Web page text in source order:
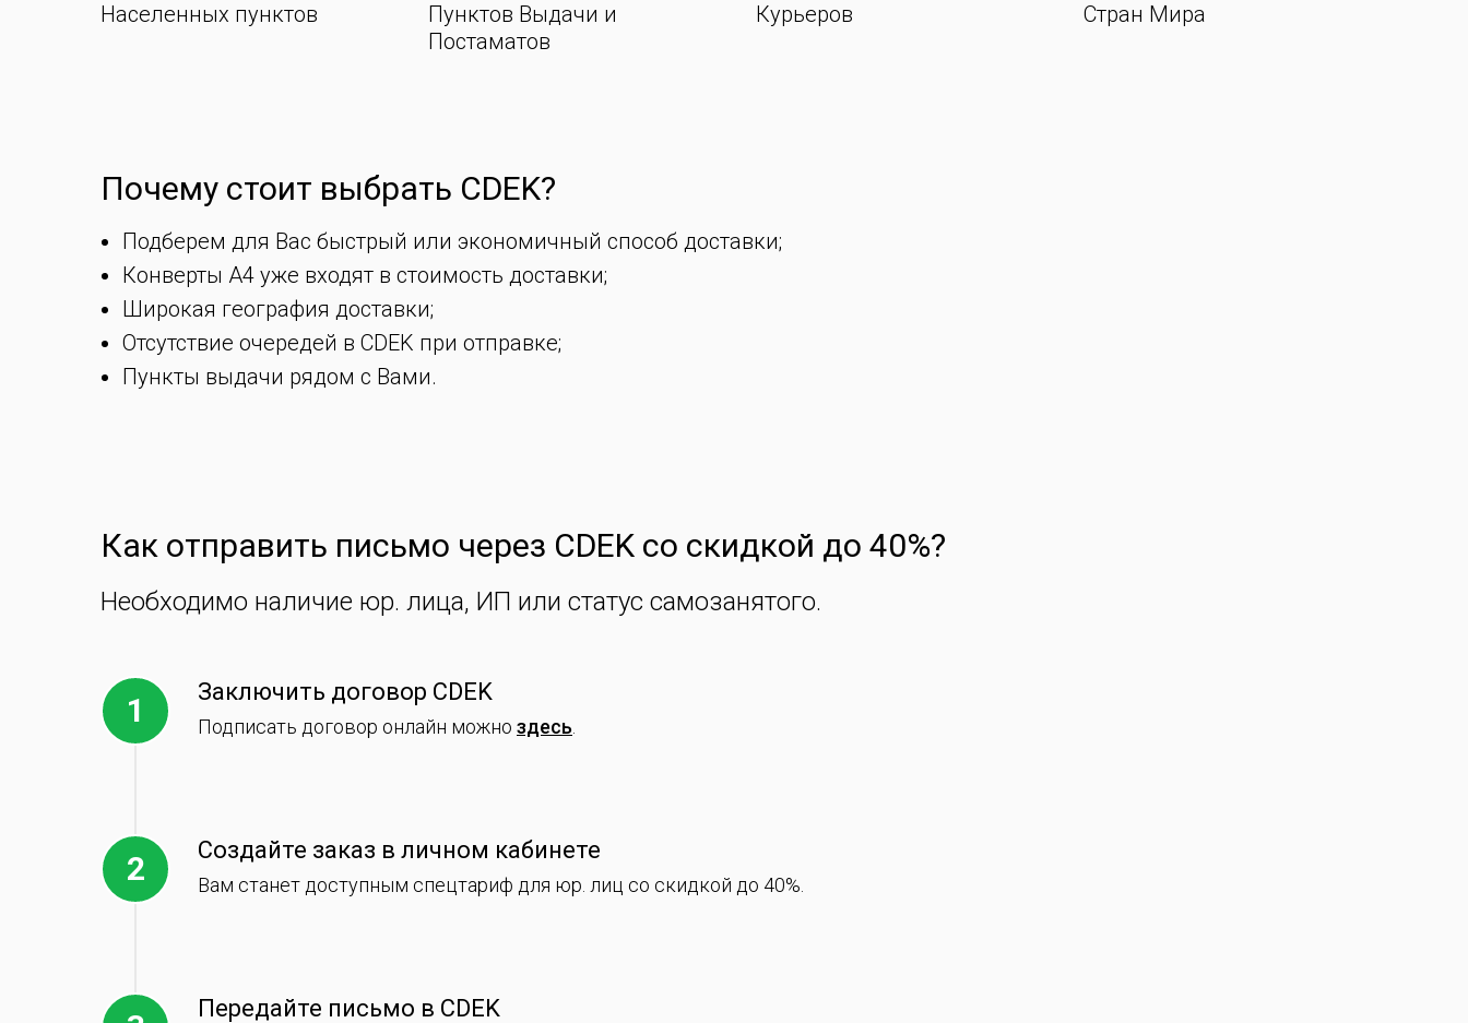
Населенных пунктов
Пунктов Выдачи и
Постаматов
Курьеров Стран Мира
Почему стоит выбрать CDEK?
Подберем для Вас быстрый или экономичный способ доставки;
Конверты А4 уже входят в стоимость доставки;
Широкая география доставки;
Отсутствие очередей в CDEK при отправке;
Пункты выдачи рядом с Вами.
Как отправить письмо через CDEK со скидкой до 40%?
Необходимо наличие юр. лица, ИП или статус самозанятого.
Заключить договор CDEK
Подписать договор онлайн можно здесь
Создайте заказ в личном кабинете
Вам станет доступным спецтариф для юр. лиц со скидкой до 40%.
Передайте письмо в CDEK